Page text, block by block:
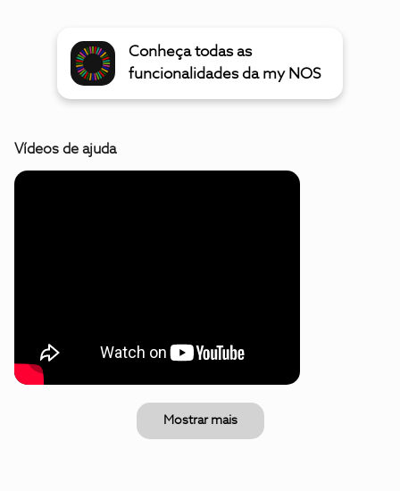
Conheça todas as
funcionalidades da my NOS
Vídeos de ajuda
Mostrar mais